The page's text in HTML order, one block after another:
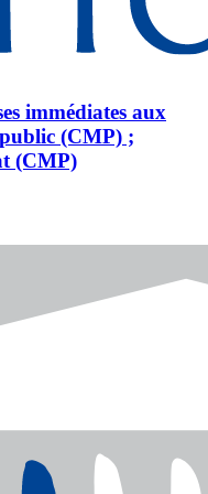
immédiates aux
(CMP) ;
(CMP)